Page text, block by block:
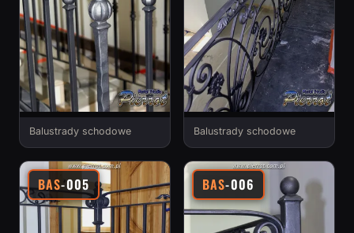
Balustrady schodowe Balustrady schodowe
BAS-005 BAS-006